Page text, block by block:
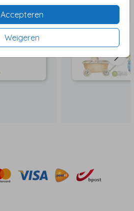
Accepteren
Weigeren